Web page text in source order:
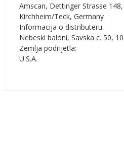
Amscan, Dettinger Strasse
Kirchheim/Teck, Germany
Informacija o distributeru:
Nebeski baloni, Savska c. 50,
Zemlja podrijetla:
U.S.A.